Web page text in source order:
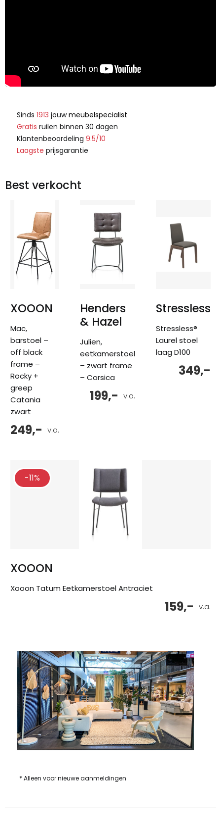
Sinds 1913 jouwmeubelspecialist
Gratis ruilen binnen 30 dagen
Klantenbeoordeling 9.5/10
Laagste prijsgarantie
Best verkocht
XOOON
Mac,
barstoel –
off black
frame –
Rocky +
greep
Catania
zwart
v.a.
249,-
Henders
& Hazel
Julien,
eetkamerstoel
– zwart frame
– Corsica
v.a.
199,-
Stressless
Stressless®
Laurel stoel
laag D100
349,-
-11%
XOOON
Xooon Tatum Eetkamerstoel Antraciet
v.a.
159,-
* Alleen voor nieuwe aanmeldingen